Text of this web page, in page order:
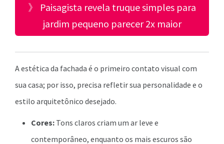
》 Paisagista revela truque simples para
jardim pequeno parecer 2x maior
A estética da fachada é o primeiro contato visual com
sua casa; por isso, precisa refletir sua personalidade e o
estilo arquitetônico desejado.
Cores: Tons claros criam um ar leve e
contemporâneo, enquanto os mais escuros são